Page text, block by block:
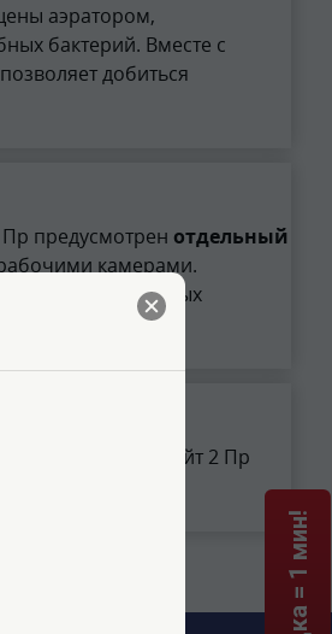
аэратором,
бактерий. Вместе с
добиться
предусмотрен отдельный
камерами.
при аварийных
Гринлос Аэро Лайт 2 Пр